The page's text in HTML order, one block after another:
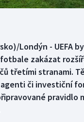
Londýn - UEFA
zakázat
třetími stranami.
či investiční